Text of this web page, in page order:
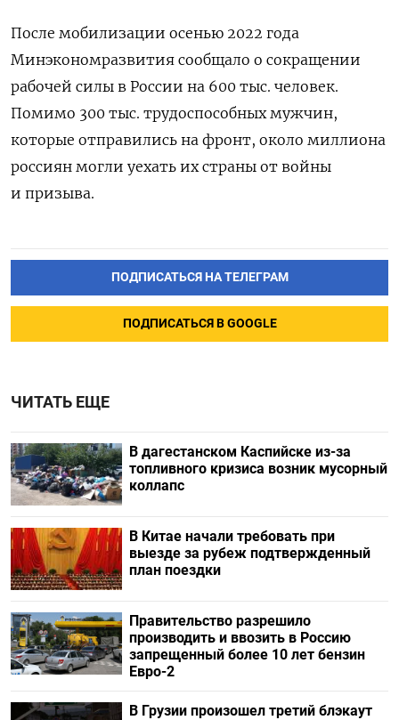
После мобилизации осенью 2022 года
Минэкономразвития сообщало о сокращении
рабочей силы в России на 600 тыс. человек.
Помимо 300 тыс. трудоспособных мужчин,
которые отправились на фронт, около миллиона
россиян могли уехать их страны от войны
и призыва.
ПОДПИСАТЬСЯ НА ТЕЛЕГРАМ
ПОДПИСАТЬСЯ В GOOGLE
ЧИТАТЬ ЕЩЕ
В дагестанском Каспийске из-за
топливного кризиса возник мусорный
коллапс
В Китае начали требовать при
выезде за рубеж подтвержденный
план поездки
Правительство разрешило
производить и ввозить в Россию
запрещенный более 10 лет бензин
Евро-2
В Грузии произошел третий блэкаут